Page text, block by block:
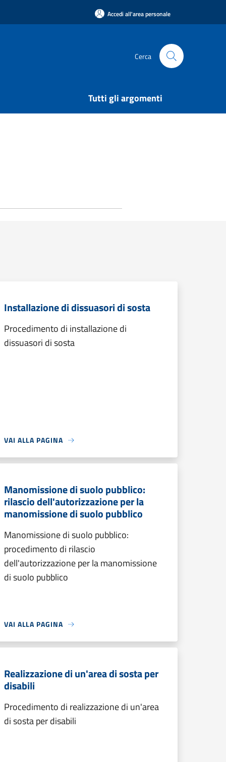
Accedi all'area personale
Cerca
Tutti gli argomenti
Installazione di dissuasori di sosta
Procedimento di installazione di
dissuasori di sosta
VAI ALLA PAGINA
Manomissione di suolo pubblico:
rilascio dell'autorizzazione per la
manomissione di suolo pubblico
Manomissione di suolo pubblico:
procedimento di rilascio
dell'autorizzazione per la manomissione
di suolo pubblico
VAI ALLA PAGINA
Realizzazione di un'area di sosta per
disabili
Procedimento di realizzazione di un'area
di sosta per disabili